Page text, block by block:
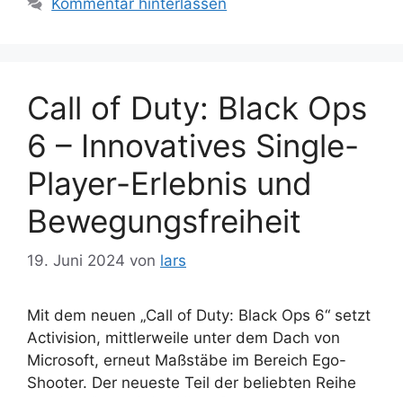
Call of Duty: Black Ops
6 – Innovatives Single-
Player-Erlebnis und
Bewegungsfreiheit
19. Juni 2024 von lars
Mit dem neuen „Call of Duty: Black Ops 6“ setzt
Activision, mittlerweile unter dem Dach von
Microsoft, erneut Maßstäbe im Bereich Ego-
Shooter. Der neueste Teil der beliebten Reihe